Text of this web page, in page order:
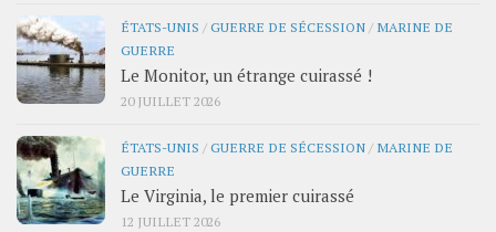
ÉTATS-UNIS /GUERRE DE SÉCESSION/ MARINE DE
GUERRE
Le Monitor, un étrange cuirassé !
20 JUILLET 2026
ÉTATS-UNIS /GUERRE DE SÉCESSION/ MARINE DE
GUERRE
Le Virginia, le premier cuirassé
12 JUILLET 2026